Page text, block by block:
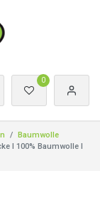
0
Baumwolle
l 100% Baumwolle l